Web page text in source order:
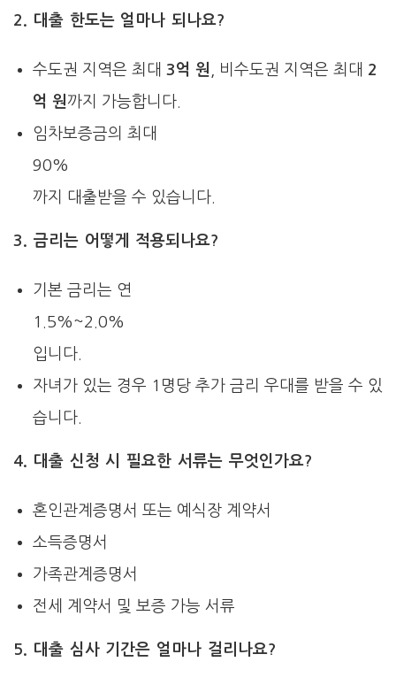
2. 대출 한도는 얼마나 되나요?
수도권 지역은 최대 3억 원 , 비수도권 지역은 최대 2
억 원까지 가능합니다.
임차보증금의 최대
90%
까지 대출받을 수 있습니다.
3. 금리는 어떻게 적용되나요?
기본 금리는 연
1.5%~2.0%
입니다.
자녀가 있는 경우 1명당 추가 금리 우대를 받을 수 있
습니다.
4. 대출 신청 시 필요한 서류는 무엇인가요?
혼인관계증명서 또는 예식장 계약서
소득증명서
가족관계증명서
전세 계약서 및 보증 가능 서류
5. 대출 심사 기간은 얼마나 걸리나요?